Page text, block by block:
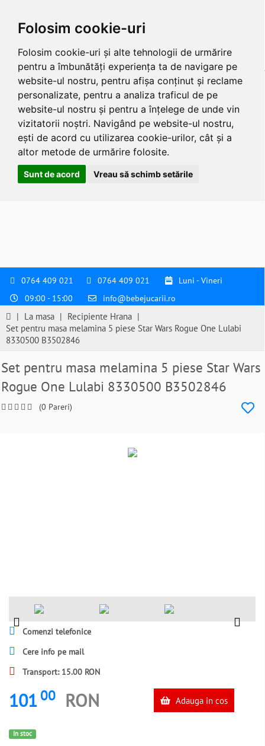
Folosim cookie-uri
Folosim cookie-uri și alte tehnologii de urmărire
pentru a îmbunătăți experiența ta de navigare pe
website-ul nostru, pentru afișa conținut și reclame
personalizate, pentru a analiza traficul de pe
website-ul nostru și pentru a înțelege de unde vin
vizitatorii noștri. Navigând pe website-ul nostru,
ești de acord cu utilizarea cookie-urilor, cât și a
altor metode de urmărire folosite.
Sunt de acord Vreau să schimb setările
0764 409 021 0764 409 021
Luni - Vineri
09:00 - 15:00
info@bebejucarii.ro
| La masa | Recipiente Hrana |
Set pentru masa melamina 5 piese Star Wars Rogue One Lulabi
8330500 B3502846
Set pentru masa melamina 5 piese Star Wars
Rogue One Lulabi 8330500 B3502846
(0 Pareri)
Comenzi telefonice
Cere info pe mail
Transport: 15.00 RON
101 00 RON Adauga in cos
In stoc